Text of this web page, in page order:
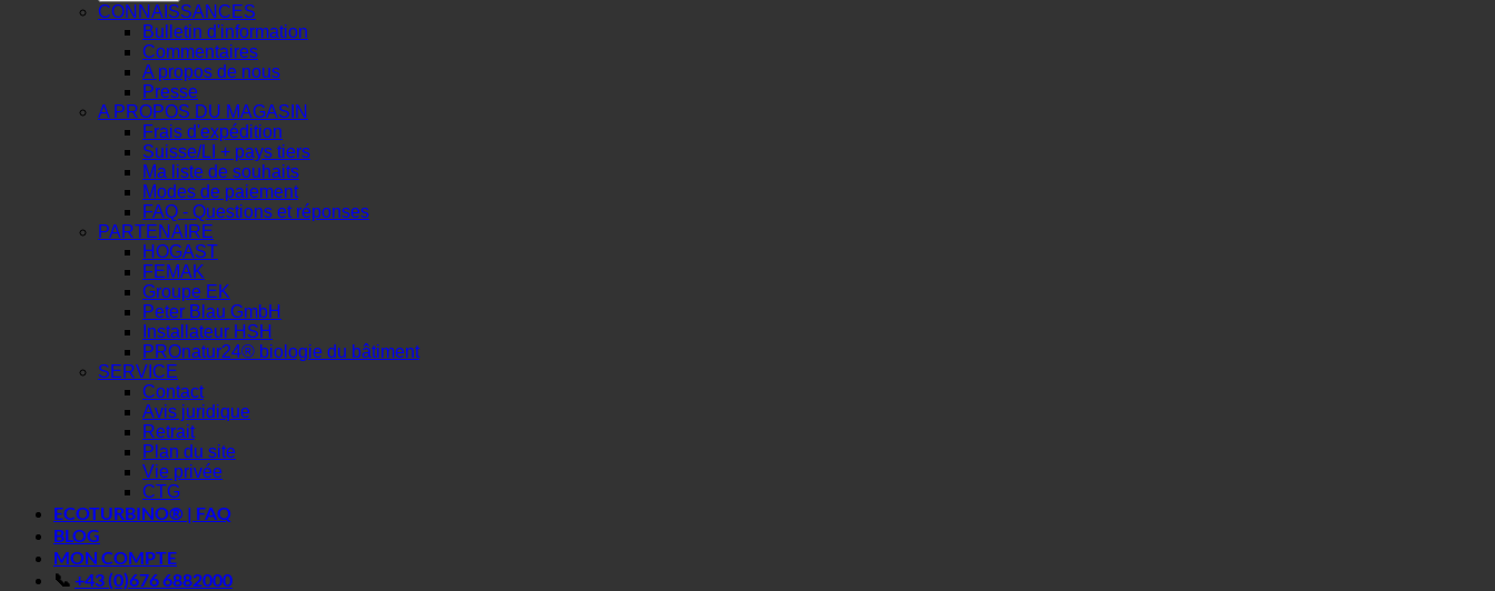
CONNAISSANCES
Bulletin d'information
Commentaires
A propos de nous
Presse
A PROPOS DU MAGASIN
Frais d'expédition
Suisse/LI + pays tiers
Ma liste de souhaits
Modes de paiement
FAQ - Questions et réponses
PARTENAIRE
HOGAST
FEMAK
Groupe EK
Peter Blau GmbH
Installateur HSH
PROnatur24® biologie du bâtiment
SERVICE
Contact
Avis juridique
Retrait
Plan du site
Vie privée
CTG
ECOTURBINO® | FAQ
BLOG
MON COMPTE
📞 +43 (0)676 6882000